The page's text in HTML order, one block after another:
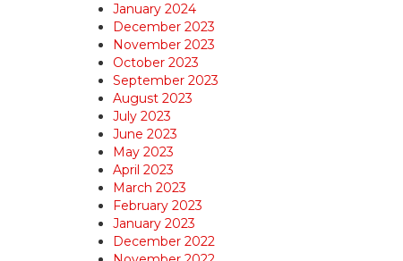
January 2024
December 2023
November 2023
October 2023
September 2023
August 2023
July 2023
June 2023
May 2023
April 2023
March 2023
February 2023
January 2023
December 2022